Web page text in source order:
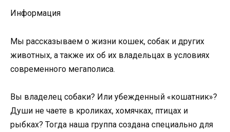
Информация
Мы рассказываем о жизни кошек, собак и других
животных, а также их об их владельцах в условиях
современного мегаполиса.
Вы владелец собаки? Или убежденный «кошатник»?
Души не чаете в кроликах, хомячках, птицах и
рыбках? Тогда наша группа создана специально для